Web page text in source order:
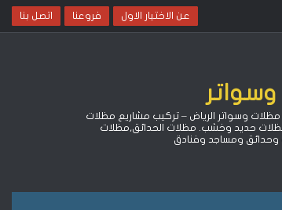
عن الاختيار الاول فروعنا اتصل بنا
لتركيب مظلات سيارات كهربائية متحركة بالريموت وهناجر ومستودعات وبيوت شعر وقرميد بالرياض خصم 15% ‏وضمان 10 سنوات جوال 0500559613 – 0535553929 مظلات وسواتر الرياض – تركيب مشاريع مظلات
حديد وخشب. مظلات الحدائق,مظلات
وحدائق ومساجد وفنادق